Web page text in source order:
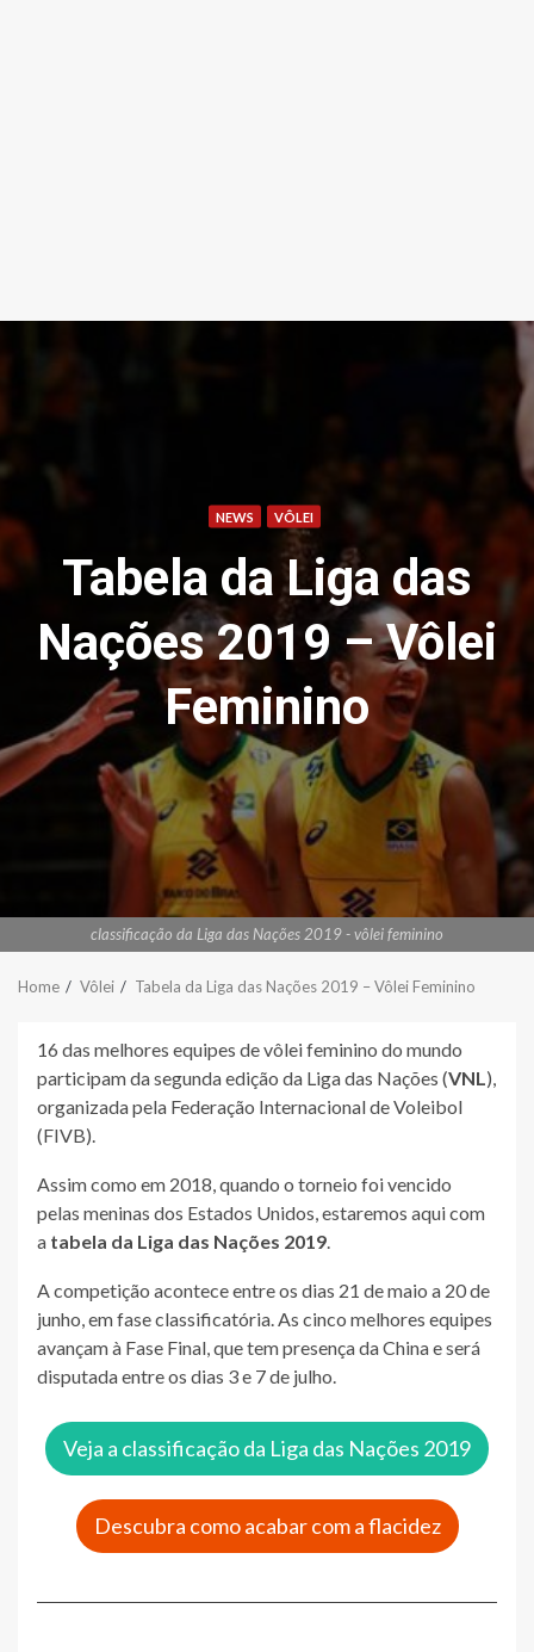
NEWS VÔLEI
Tabela da Liga das
Nações 2019 – Vôlei
Feminino
classificação da Liga das Nações 2019 - vôlei feminino
Home Vôlei Tabela da Liga das Nações 2019 – Vôlei Feminino
16 das melhores equipes de vôlei feminino do mundo
participam da segunda edição da Liga das Nações (VNL),
organizada pela Federação Internacional de Voleibol
(FIVB).
​Assim como em 2018, quando o torneio foi vencido
pelas meninas dos Estados Unidos, estaremos aqui com
a tabela da Liga das Nações 2019.
A competição acontece entre os dias 21 de maio a 20 de
junho, em fase classificatória. As cinco melhores equipes
avançam à Fase Final, que tem presença da China e será
disputada entre os dias 3 e 7 de julho.
​Veja a classificação da Liga das Nações 2019
​Descubra como acabar com a flacidez